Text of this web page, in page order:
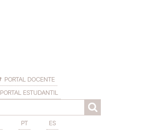
PORTAL DOCENTE
PORTAL ESTUDANTIL
PT ES